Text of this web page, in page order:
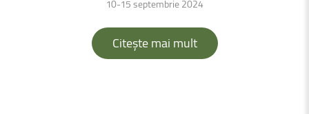
10-15 septembrie 2024
Citește mai mult